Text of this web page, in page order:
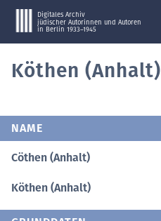
Digitales Archiv
jüdischer Autorinnen und Autoren
in Berlin 1933–1945
Köthen (Anhalt)
NAME
Cöthen (Anhalt)
Köthen (Anhalt)